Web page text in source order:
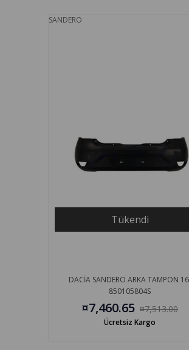
SANDERO
Tükendi
DACİA SANDERO ARKA TAMPON
850105804S
¤7,460.65 ¤7,513.00
Ücretsiz Kargo